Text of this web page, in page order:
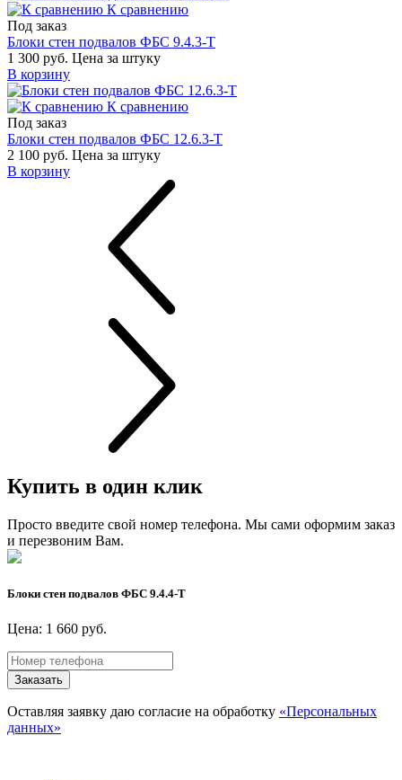
К сравнению
Под заказ
Блоки стен подвалов ФБС 9.4.3-Т
1 300 руб. Цена за штуку
В корзину
К сравнению
Под заказ
Блоки стен подвалов ФБС 12.6.3-Т
2 100 руб. Цена за штуку
В корзину
Купить в один клик
Просто введите свой номер телефона. Мы сами оформим заказ
и перезвоним Вам.
Блоки стен подвалов ФБС 9.4.4-Т
Цена: 1 660 руб.
Заказать
Оставляя заявку даю согласие на обработку «Персональных
данных»